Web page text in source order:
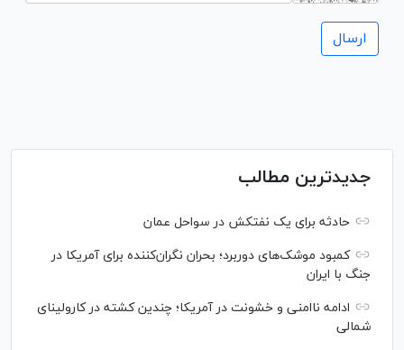
جدیدترین مطالب
حادثه برای یک نفتکش در سواحل عمان
کمبود موشک‌های دوربرد؛ بحران نگران‌کننده برای آمریکا در
جنگ با ایران
ادامه ناامنی و خشونت در آمریکا؛ چندین کشته در کارولینای
شمالی